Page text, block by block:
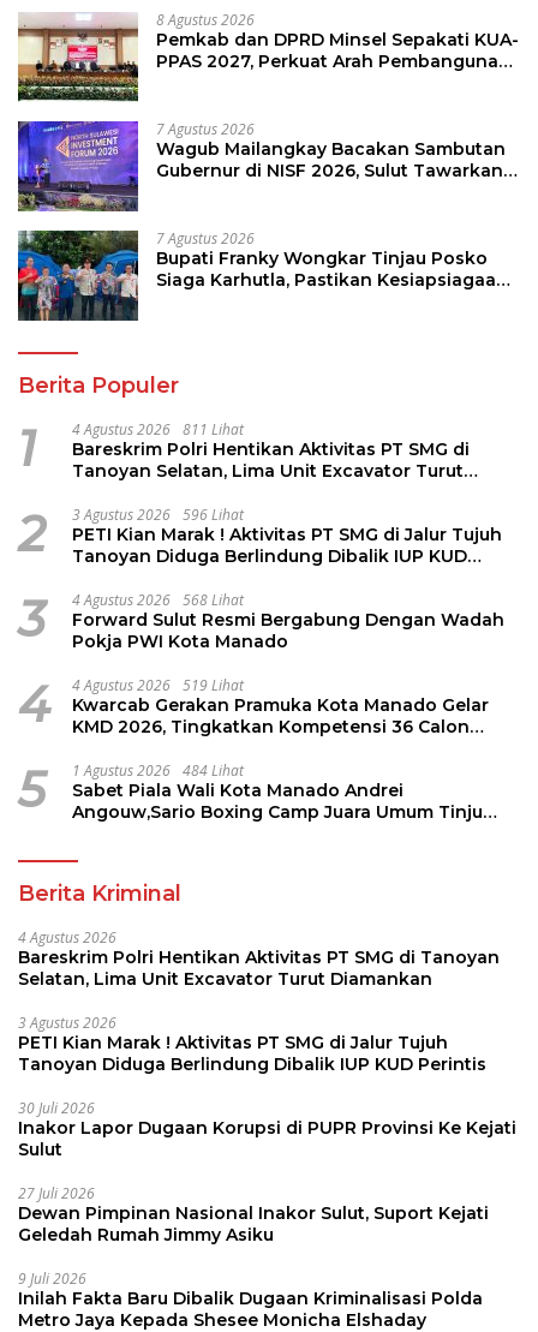
8 Agustus 2026
Pemkab dan DPRD Minsel Sepakati KUA-
PPAS 2027, Perkuat Arah Pembangunan
7 Agustus 2026
Wagub Mailangkay Bacakan Sambutan
Gubernur di NISF 2026, Sulut Tawarkan
7 Agustus 2026
Bupati Franky Wongkar Tinjau Posko
Siaga Karhutla, Pastikan Kesiapsiagaan
Berita Populer
1 4 Agustus 2026 811 Lihat
Bareskrim Polri Hentikan Aktivitas PT SMG di
Tanoyan Selatan, Lima Unit Excavator Turut
2 3 Agustus 2026 596 Lihat
PETI Kian Marak ! Aktivitas PT SMG di Jalur Tujuh
Tanoyan Diduga Berlindung Dibalik IUP KUD
3 4 Agustus 2026 568 Lihat
Forward Sulut Resmi Bergabung Dengan Wadah
Pokja PWI Kota Manado
4 4 Agustus 2026 519 Lihat
Kwarcab Gerakan Pramuka Kota Manado Gelar
KMD 2026, Tingkatkan Kompetensi 36 Calon
5 1 Agustus 2026 484 Lihat
Sabet Piala Wali Kota Manado Andrei
Angouw,Sario Boxing Camp Juara Umum Tinju
Berita Kriminal
4 Agustus 2026
Bareskrim Polri Hentikan Aktivitas PT SMG di Tanoyan
Selatan, Lima Unit Excavator Turut Diamankan
3 Agustus 2026
PETI Kian Marak ! Aktivitas PT SMG di Jalur Tujuh
Tanoyan Diduga Berlindung Dibalik IUP KUD Perintis
30 Juli 2026
Inakor Lapor Dugaan Korupsi di PUPR Provinsi Ke Kejati
Sulut
27 Juli 2026
Dewan Pimpinan Nasional Inakor Sulut, Suport Kejati
Geledah Rumah Jimmy Asiku
9 Juli 2026
Inilah Fakta Baru Dibalik Dugaan Kriminalisasi Polda
Metro Jaya Kepada Shesee Monicha Elshaday